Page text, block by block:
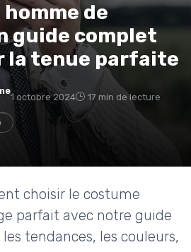
de
guide complet
la tenue parfaite
1 octobre 2024 17 min de lecture
choisir le costume
parfait avec notre guide
tendances, les couleurs,